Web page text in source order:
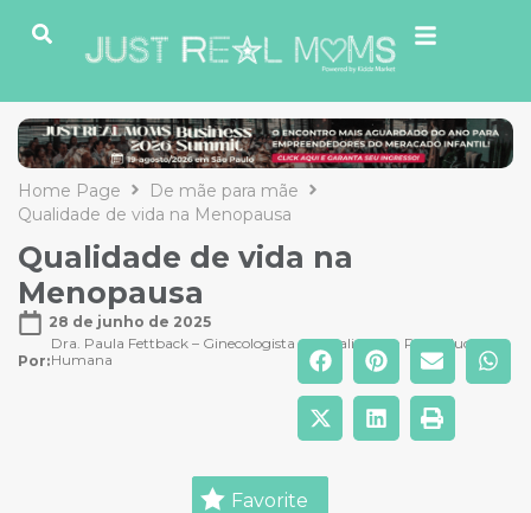
Home Page
De mãe para mãe
Qualidade de vida na Menopausa
Qualidade de vida na
Menopausa
28 de junho de 2025
Por:
Dra. Paula Fettback – Ginecologista especialista em Reprodução
Humana
Favorite